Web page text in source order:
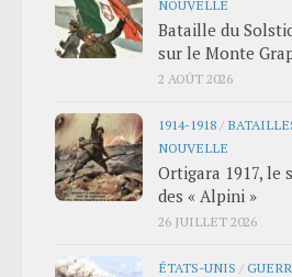
NOUVELLE
Bataille du
sur le Monte
2 AOÛT 2026
1914-1918 /
NOUVELLE
Ortigara 1917, le
des « Alpini »
26 JUILLET 2026
ÉTATS-UNIS /